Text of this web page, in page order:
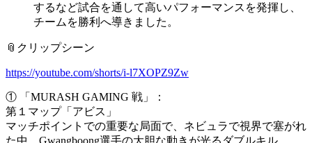
するなど試合を通して高いパフォーマンスを発揮し、
チームを勝利へ導きました。
📎クリップシーン
https://youtube.com/shorts/i-l7XOPZ9Zw
① 「MURASH GAMING 戦」：
第１マップ「アビス」
マッチポイントでの重要な局面で、ネビュラで視界で塞がれ
た中、Gwangboong選手の大胆な動きが光るダブルキル